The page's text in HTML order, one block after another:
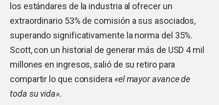
los estándares de la industria al ofrecer un
extraordinario 53% de comisión a sus asociados,
superando significativamente la norma del 35%.
Scott, con un historial de generar más de USD 4 mil
millones en ingresos, salió de su retiro para
compartir lo que considera «el mayor avance de
toda su vida».